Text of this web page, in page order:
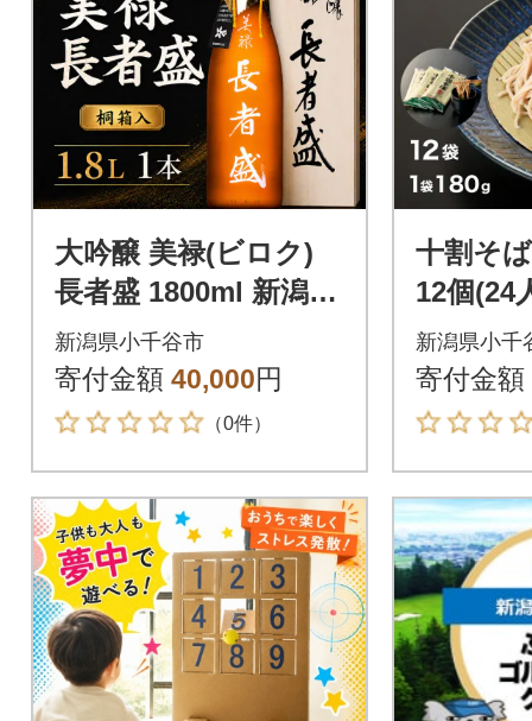
大吟醸 美禄(ビロク)
長者盛 1800ml 新潟銘
醸 日本酒 新潟県 小千
谷市
新潟県小千谷市
寄付金額 40,000円
（0件）
十割そ
12個(24
新潟県小千
寄付金額